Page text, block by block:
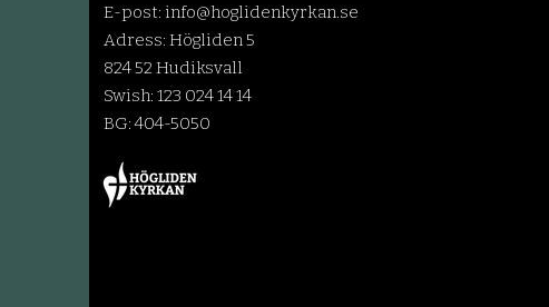
E-post: info@hoglidenkyrkan.se
Adress: Högliden 5
824 52 Hudiksvall
Swish: 123 024 14 14
BG: 404-5050